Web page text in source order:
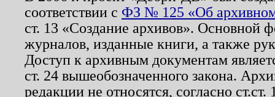
соответствии с ФЗ № 125 «Об
ст. 13 «Создание архивов». Основной
журналов, изданные книги, а также
Доступ к архивным документам
ст. 24 вышеобозначенного закона.
редакции не относятся, согласно